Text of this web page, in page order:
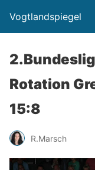
Vogtlandspiegel
Rotation
15:8
R.Marsch